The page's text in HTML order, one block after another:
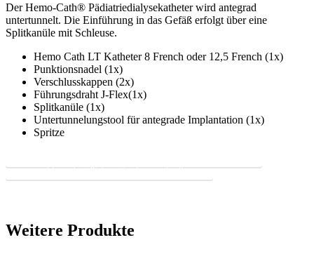
Der Hemo-Cath® Pädiatriedialysekatheter wird antegrad
untertunnelt. Die Einführung in das Gefäß erfolgt über eine
Splitkanüle mit Schleuse.
Hemo Cath LT Katheter 8 French oder 12,5 French (1x)
Punktionsnadel (1x)
Verschlusskappen (2x)
Führungsdraht J-Flex(1x)
Splitkanüle (1x)
Untertunnelungstool für antegrade Implantation (1x)
Spritze
med-komp-bestellinformation-hemo-cath.pdf
Weitere Produkte